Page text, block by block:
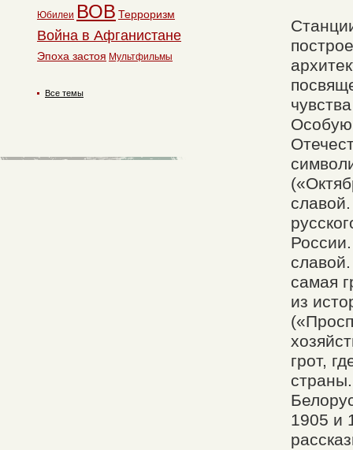
Особую
самая
из
грот,
1905 и
Юбилеи ВОВ Терроризм
Война в Афганистане
Эпоха застоя Мультфильмы
Все темы